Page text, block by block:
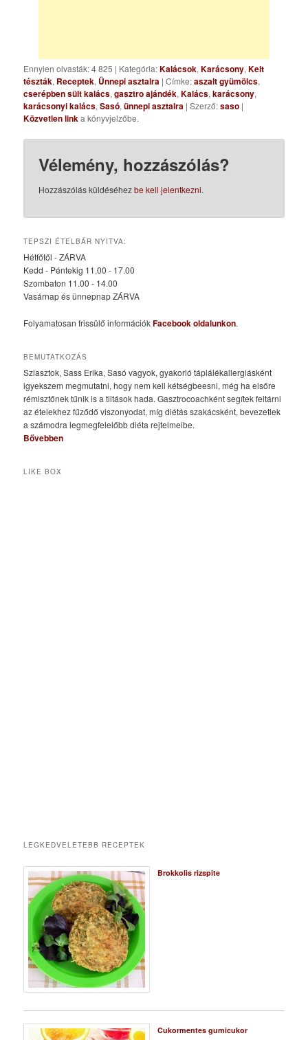
Ennyien olvasták: 4 825 | Kategória:Kalácsok,Karácsony,Kelt
tészták, Receptek, Ünnepi asztalra | Címke:aszalt gyümölcs,
cserépben sült kalács,gasztro ajándék,Kalács,karácsony,
karácsonyi kalács,Sasó,ünnepi asztalra | Szerző:saso |
Közvetlen linka könyvjelzőbe.
Vélemény, hozzászólás?
Hozzászólás küldéséhezbe kell jelentkezni.
TEPSZI ÉTELBÁR NYITVA:
Hétfőtől - ZÁRVA
Kedd - Péntekig 11.00 - 17.00
Szombaton 11.00 - 14.00
Vasárnap és ünnepnap ZÁRVA
Folyamatosan frissülő információkFacebook oldalunkon.
BEMUTATKOZÁS
Sziasztok, Sass Erika, Sasó vagyok, gyakorló táplálékallergiásként
igyekszem megmutatni, hogy nem kell kétségbeesni, még ha elsőre
rémisztőnek tűnik is a tiltások hada. Gasztrocoachként segítek feltárni
az ételekhez fűződő viszonyodat, míg diétás szakácsként, bevezetlek
a számodra legmegfelelőbb diéta rejtelmeibe.
Bővebben
LIKE BOX
LEGKEDVELETEBB RECEPTEK
Brokkolis rizspite
Cukormentes gumicukor